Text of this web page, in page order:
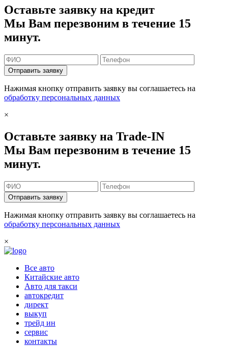
Оставьте заявку на кредит
Мы Вам перезвоним в течение 15
минут.
Отправить заявку
Нажимая кнопку отправить заявку вы соглашаетесь на
обработку персональных данных
×
Оставьте заявку на Trade-IN
Мы Вам перезвоним в течение 15
минут.
Отправить заявку
Нажимая кнопку отправить заявку вы соглашаетесь на
обработку персональных данных
×
Все авто
Китайские авто
Авто для такси
автокредит
директ
выкуп
трейд ин
сервис
контакты